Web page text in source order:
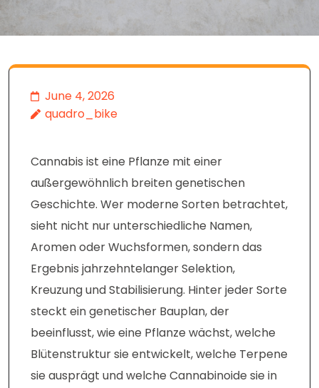
June 4, 2026
quadro_bike
Cannabis ist eine Pflanze mit einer
außergewöhnlich breiten genetischen
Geschichte. Wer moderne Sorten betrachtet,
sieht nicht nur unterschiedliche Namen,
Aromen oder Wuchsformen, sondern das
Ergebnis jahrzehntelanger Selektion,
Kreuzung und Stabilisierung. Hinter jeder Sorte
steckt ein genetischer Bauplan, der
beeinflusst, wie eine Pflanze wächst, welche
Blütenstruktur sie entwickelt, welche Terpene
sie ausprägt und welche Cannabinoide sie in